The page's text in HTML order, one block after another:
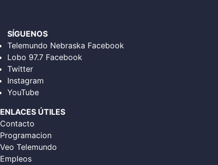
SÍGUENOS
Telemundo Nebraska Facebook
Lobo 97.7 Facebook
Twitter
Instagram
YouTube
ENLACES ÚTILES
Contacto
Programacion
Veo Telemundo
Empleos